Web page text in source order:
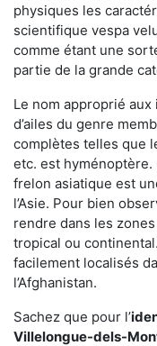
physiques les
scientifique vespa
comme étant une
partie de la grande
Le nom approprié
d’ailes du genre
complètes telles que
etc. est hyménoptère.
frelon asiatique est
l’Asie. Pour bien
rendre dans les
tropical ou
facilement localisés
l’Afghanistan.
Sachez que pour l’
Villelongue-dels-